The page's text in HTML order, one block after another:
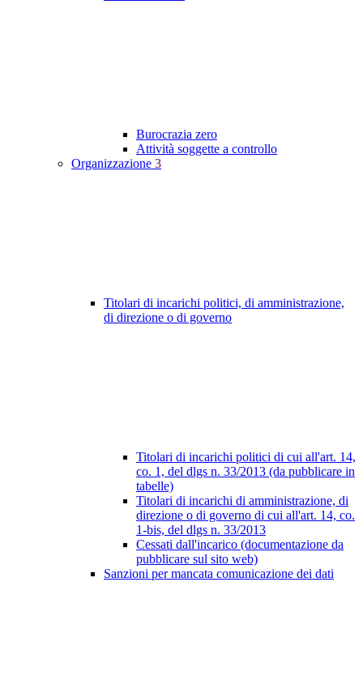
Burocrazia zero
Attività soggette a controllo
Organizzazione 3
Titolari di incarichi politici, di amministrazione,
di direzione o di governo
Titolari di incarichi politici di cui all'art. 14,
co. 1, del dlgs n. 33/2013 (da pubblicare in
tabelle)
Titolari di incarichi di amministrazione, di
direzione o di governo di cui all'art. 14, co.
1-bis, del dlgs n. 33/2013
Cessati dall'incarico (documentazione da
pubblicare sul sito web)
Sanzioni per mancata comunicazione dei dati